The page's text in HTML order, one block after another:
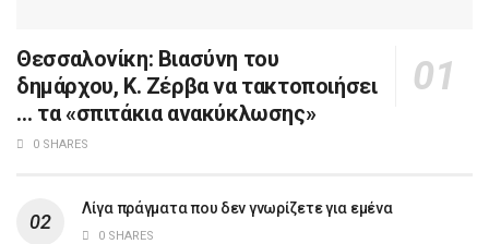
Θεσσαλονίκη: Βιασύνη του
δημάρχου, Κ. Ζέρβα να τακτοποιήσει
… τα «σπιτάκια ανακύκλωσης»
0 SHARES
Λίγα πράγματα που δεν γνωρίζετε για εμένα
0 SHARES